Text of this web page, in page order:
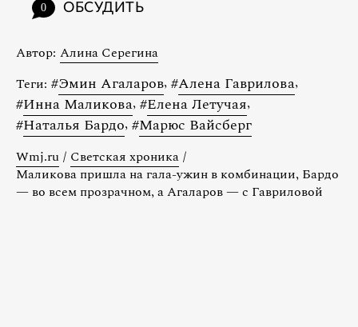
0 ОБСУДИТЬ
Автор: Алина Серегина
Теги: #Эмин Агаларов, #Алена Гаврилова,
#Инна Маликова, #Елена Летучая,
#Наталья Бардо, #Марюс Вайсберг
Wmj.ru / Светская хроника /
Маликова пришла на гала-ужин в комбинации, Бардо
— во всем прозрачном, а Агаларов — с Гавриловой